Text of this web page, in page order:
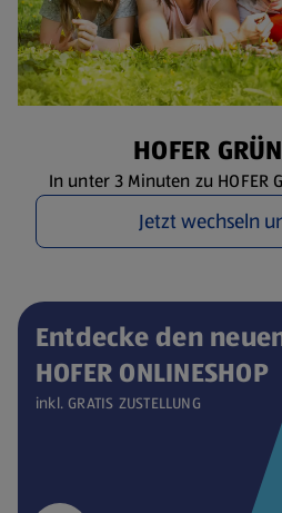
HOFER
In unter 3 Minuten zu HOFER
Jetzt wechseln
Entdecke den
HOFER ONLINESHOP
inkl. GRATIS ZUSTELLUNG